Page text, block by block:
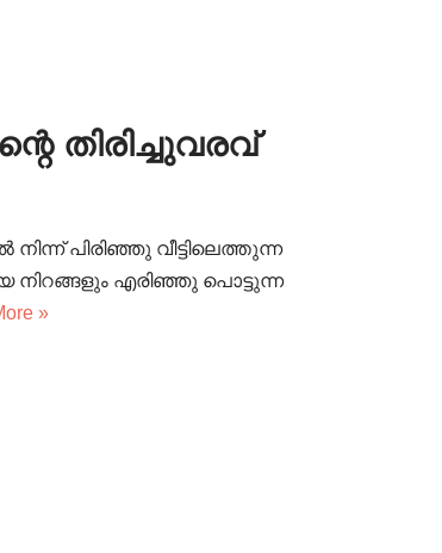
തിരിച്ചുവരവ്
പിരിഞ്ഞു വീട്ടിലെത്തുന്ന
നിറങ്ങളും എരിഞ്ഞു പൊട്ടുന്ന
»